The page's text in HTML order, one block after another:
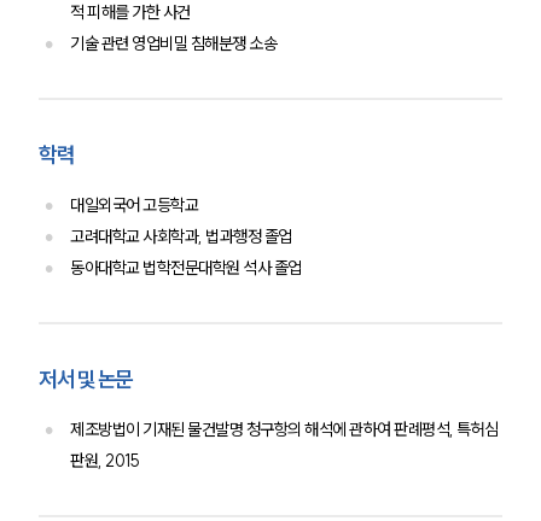
적 피해를 가한 사건
기술 관련 영업비밀 침해분쟁 소송
학력
대일외국어 고등학교
고려대학교 사회학과, 법과행정 졸업
동아대학교 법학전문대학원 석사 졸업
저서 및 논문
제조방법이 기재된 물건발명 청구항의 해석에 관하여 판례평석, 특허심
판원, 2015